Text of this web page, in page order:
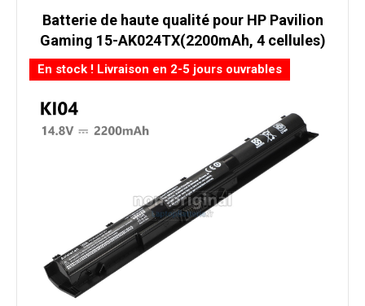
Batterie de haute qualité pour HP Pavilion
Gaming 15-AK024TX(2200mAh, 4 cellules)
En stock ! Livraison en 2-5 jours ouvrables